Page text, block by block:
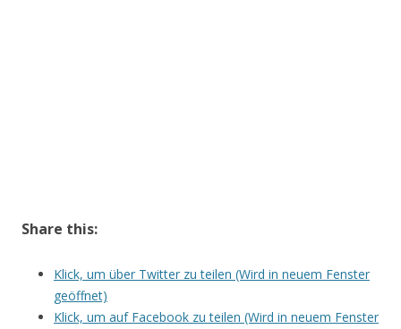
Share this:
Klick, um über Twitter zu teilen (Wird in neuem Fenster
geöffnet)
Klick, um auf Facebook zu teilen (Wird in neuem Fenster